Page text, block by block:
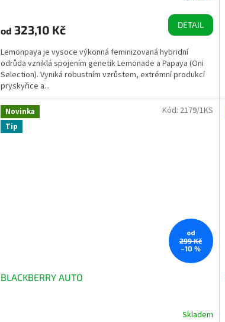
od 323,10 Kč DETAIL
Lemonpaya je vysoce výkonná feminizovaná hybridní
odrůda vzniklá spojením genetik Lemonade a Papaya (Oni
Selection). Vyniká robustním vzrůstem, extrémní produkcí
pryskyřice a...
Novinka
Tip
od
299 Kč
–10 %
BLACKBERRY AUTO
Skladem
Kód: 2179/1KS